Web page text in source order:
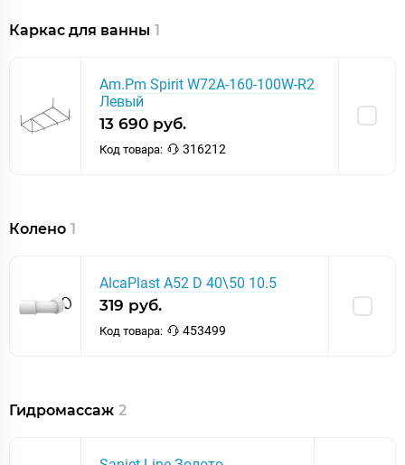
Каркас для ванны 1
Am.Pm Spirit W72A-160-100W-R2
Левый
13 690 руб.
Код товара: 316212
Колено 1
AlcaPlast A52 D 40\50 10.5
319 руб.
Код товара: 453499
Гидромассаж 2